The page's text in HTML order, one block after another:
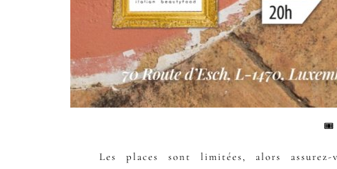
🎟
Les places sont limitées, alors